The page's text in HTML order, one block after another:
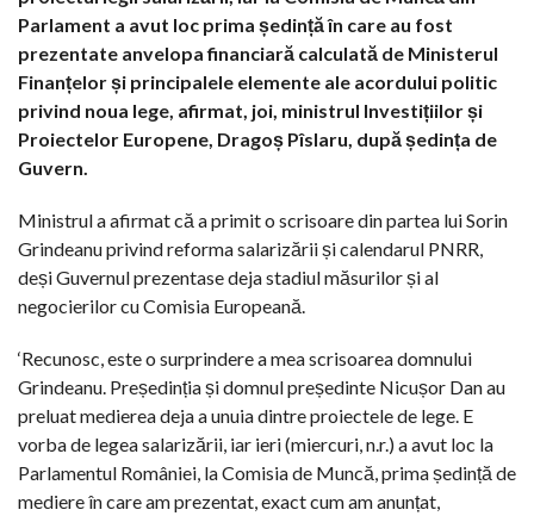
Parlament a avut loc prima ședință în care au fost
prezentate anvelopa financiară calculată de Ministerul
Finanțelor și principalele elemente ale acordului politic
privind noua lege, afirmat, joi, ministrul Investițiilor și
Proiectelor Europene, Dragoș Pîslaru, după ședința de
Guvern.
Ministrul a afirmat că a primit o scrisoare din partea lui Sorin
Grindeanu privind reforma salarizării și calendarul PNRR,
deși Guvernul prezentase deja stadiul măsurilor și al
negocierilor cu Comisia Europeană.
‘Recunosc, este o surprindere a mea scrisoarea domnului
Grindeanu. Președinția și domnul președinte Nicușor Dan au
preluat medierea deja a unuia dintre proiectele de lege. E
vorba de legea salarizării, iar ieri (miercuri, n.r.) a avut loc la
Parlamentul României, la Comisia de Muncă, prima ședință de
mediere în care am prezentat, exact cum am anunțat,